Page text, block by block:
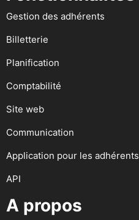
Gestion des adhérents
Billetterie
Planification
Comptabilité
Site web
Communication
Application pour les adhérents
API
A propos